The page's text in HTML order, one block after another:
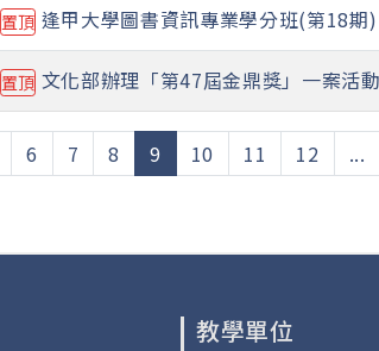
置頂 逢甲大學圖書資訊專業學分班(第18
置頂 文化部辦理「第47屆金鼎獎」一案活
6 7 8 9(current)
10 11 12 ...
教學單位